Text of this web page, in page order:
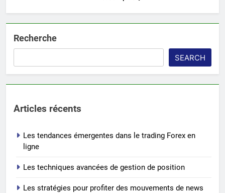
Recherche
SEARCH
Articles récents
Les tendances émergentes dans le trading Forex en
ligne
Les techniques avancées de gestion de position
Les stratégies pour profiter des mouvements de news